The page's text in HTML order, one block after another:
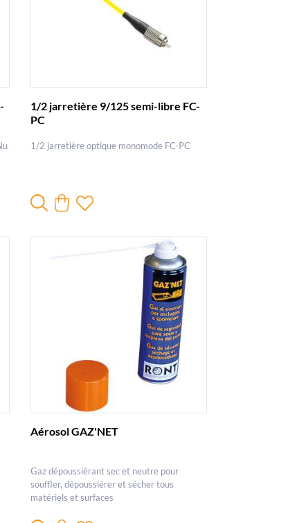
1/2 jarretière 9/125 semi-libre FC-
PC
1/2 jarretière optique monomode FC-PC
Aérosol GAZ'NET
Gaz dépoussiérant sec et neutre pour
souffler, dépoussiérer et sécher tous
matériels et surfaces